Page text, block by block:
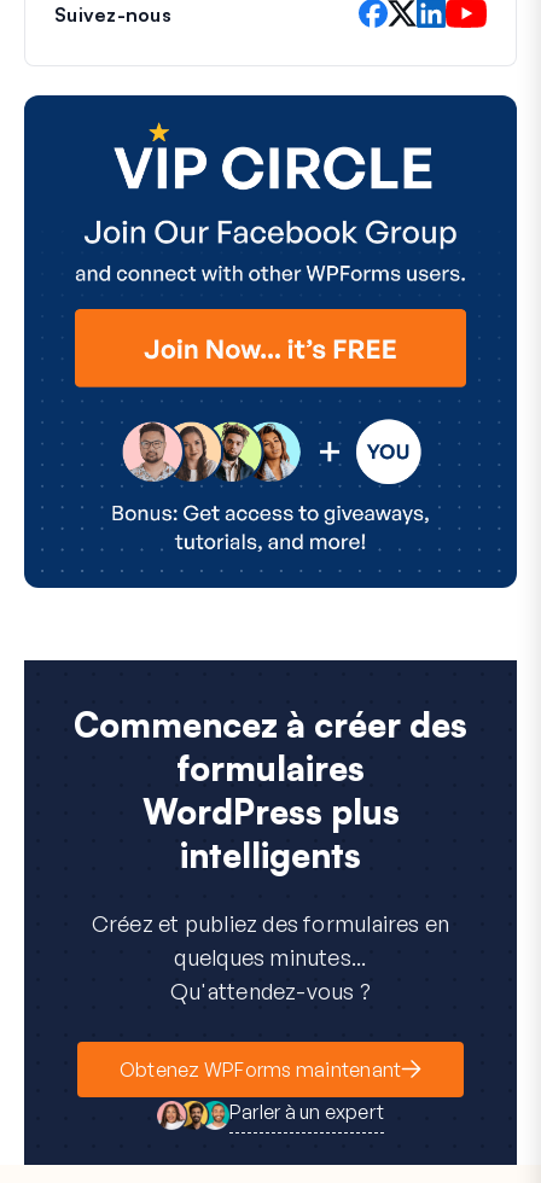
Suivez-nous
Commencez à créer des
formulaires
WordPress plus
intelligents
Créez et publiez des formulaires en
quelques minutes...
Qu'attendez-vous ?
Obtenez WPForms maintenant
Parler à un expert